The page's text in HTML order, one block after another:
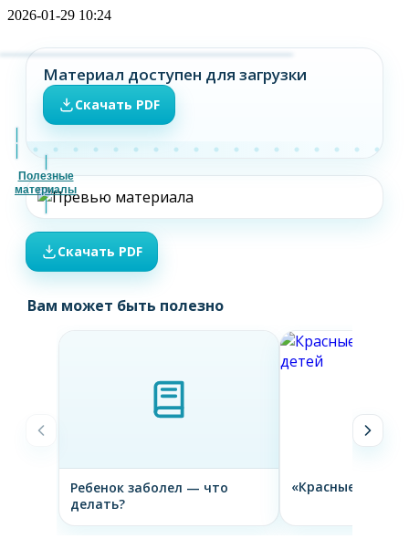
Полезные
материалы
2026-01-29 10:24
Материал доступен для загрузки
Скачать PDF
Скачать PDF
Вам может быть полезно
Ребенок заболел — что
делать?
«Красные